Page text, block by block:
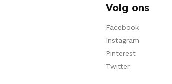
Volg ons
Facebook
Instagram
Pinterest
Twitter